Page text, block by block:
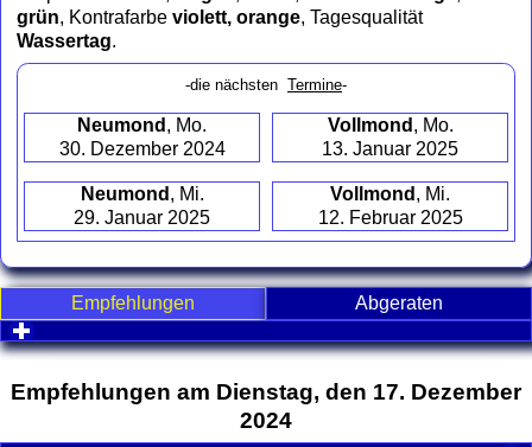
grün, Kontrafarbe violett, orange, Tagesqualität
Wassertag.
-die nächsten Termine-
Neumond , Mo.
30. Dezember 2024
Vollmond , Mo.
13. Januar 2025
Neumond , Mi.
29. Januar 2025
Vollmond , Mi.
12. Februar 2025
Empfehlungen
Abgeraten
click to expand contents
Empfehlungen am Dienstag, den 17. Dezember
2024